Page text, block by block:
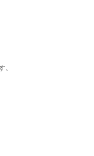
。